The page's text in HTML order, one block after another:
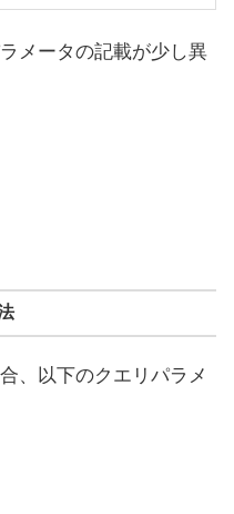
メータの記載が少し異
、以下のクエリパラメ